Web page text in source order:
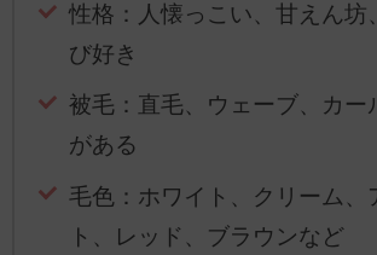
性格：人懐っこい、甘えん坊
び好き
被毛：直毛、ウェーブ、カー
がある
毛色：ホワイト、クリーム、
ト、レッド、ブラウンなど